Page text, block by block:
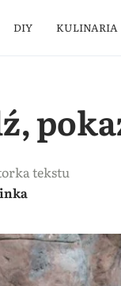
DIY KULINARIA
tekstu